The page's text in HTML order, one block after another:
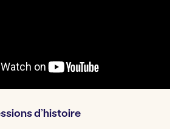
d’histoire